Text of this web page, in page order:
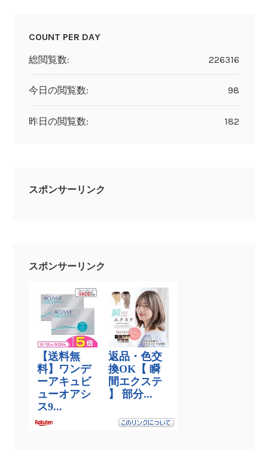
COUNT PER DAY
226316
総閲覧数:
98
今日の閲覧数:
182
昨日の閲覧数:
スポンサーリンク
スポンサーリンク